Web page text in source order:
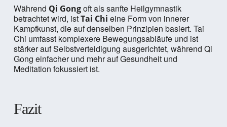
Während Qi Gongoft als sanfte Heilgymnastik
betrachtet wird, istTai Chi eine Form von innerer
Kampfkunst, die auf denselben Prinzipien basiert. Tai
Chi umfasst komplexere Bewegungsabläufe und ist
stärker auf Selbstverteidigung ausgerichtet, während Qi
Gong einfacher und mehr auf Gesundheit und
Meditation fokussiert ist.
Fazit